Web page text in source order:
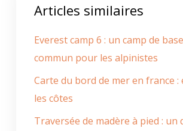
Articles similaires
Everest camp 6 : un camp de
commun pour les alpinistes
Carte du bord de mer en france
les côtes
Traversée de madère à pied : un